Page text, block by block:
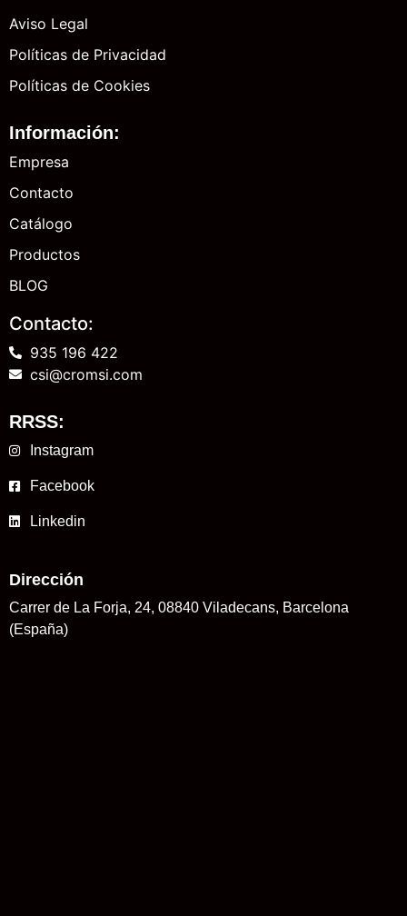
Aviso Legal
Políticas de Privacidad
Políticas de Cookies
Información:
Empresa
Contacto
Catálogo
Productos
BLOG
Contacto:
935 196 422
csi@cromsi.com
RRSS:
Instagram
Facebook
Linkedin
Dirección
Carrer de La Forja, 24, 08840 Viladecans, Barcelona
(España)